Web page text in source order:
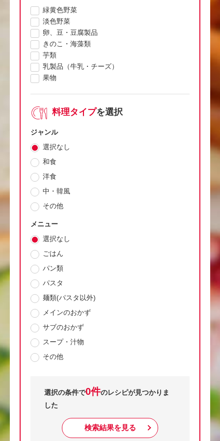
緑黄色野菜
淡色野菜
卵、豆・豆腐製品
きのこ・海藻類
芋類
乳製品（牛乳・チーズ）
果物
料理タイプを選択
ジャンル
選択なし
和食
洋食
中・韓風
その他
メニュー
選択なし
ごはん
パン類
パスタ
麺類(パスタ以外)
メインのおかず
サブのおかず
スープ・汁物
その他
選択の条件で0件のレシピが見つかりま
した
検索結果を見る